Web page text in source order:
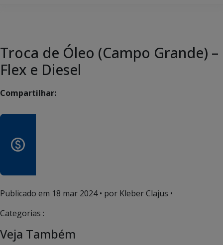
Troca de Óleo (Campo Grande) –
Flex e Diesel
Compartilhar:
Publicado em 18 mar 2024• por Kleber Clajus •
Categorias :
Veja Também